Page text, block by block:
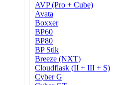
AVP (Pro + Cube)
Avata
Boxxer
BP60
BP80
BP Stik
Breeze (NXT)
Cloudflask (II + III + S)
Cyber G